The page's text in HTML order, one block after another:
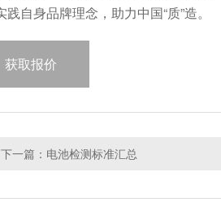
自身品牌理念，助力中国“质”造。
获取报价
下一篇：电池检测标准汇总